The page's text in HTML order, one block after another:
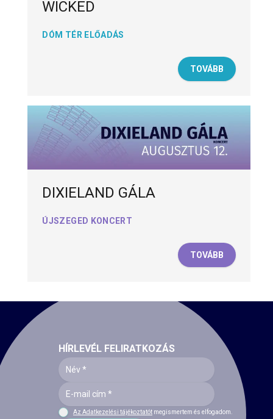
WICKED
DÓM TÉR ELŐADÁS
TOVÁBB
DIXIELAND GÁLA
ÚJSZEGED KONCERT
TOVÁBB
HÍRLEVÉL FELIRATKOZÁS
Az Adatkezelési tájékoztatót megismertem és elfogadom.